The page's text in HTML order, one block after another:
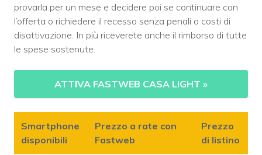
provarla per un mese e decidere poi se continuare con
l’offerta o richiedere il recesso senza penali o costi di
disattivazione. In più riceverete anche il rimborso di tutte
le spese sostenute.
ATTIVA FASTWEB CASA LIGHT »
Smartphone
disponibili
Prezzo a rate con
Fastweb
Prezzo
di listino